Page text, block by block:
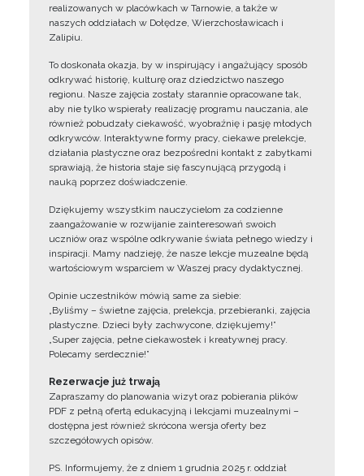
realizowanych w placówkach w Tarnowie, a także w
naszych oddziałach w Dołędze, Wierzchosławicach i
Zalipiu.
To doskonała okazja, by w inspirujący i angażujący sposób
odkrywać historię, kulturę oraz dziedzictwo naszego
regionu. Nasze zajęcia zostały starannie opracowane tak,
aby nie tylko wspierały realizację programu nauczania, ale
również pobudzały ciekawość, wyobraźnię i pasję młodych
odkrywców. Interaktywne formy pracy, ciekawe prelekcje,
działania plastyczne oraz bezpośredni kontakt z zabytkami
sprawiają, że historia staje się fascynującą przygodą i
nauką poprzez doświadczenie.
Dziękujemy wszystkim nauczycielom za codzienne
zaangażowanie w rozwijanie zainteresowań swoich
uczniów oraz wspólne odkrywanie świata pełnego wiedzy i
inspiracji. Mamy nadzieję, że nasze lekcje muzealne będą
wartościowym wsparciem w Waszej pracy dydaktycznej.
Opinie uczestników mówią same za siebie:
„Byliśmy – świetne zajęcia, prelekcja, przebieranki, zajęcia
plastyczne. Dzieci były zachwycone, dziękujemy!”
„Super zajęcia, pełne ciekawostek i kreatywnej pracy.
Polecamy serdecznie!”
Rezerwacje już trwają
Zapraszamy do planowania wizyt oraz pobierania plików
PDF z pełną ofertą edukacyjną i lekcjami muzealnymi –
dostępna jest również skrócona wersja oferty bez
szczegółowych opisów.
PS. Informujemy, że z dniem 1 grudnia 2025 r. oddział